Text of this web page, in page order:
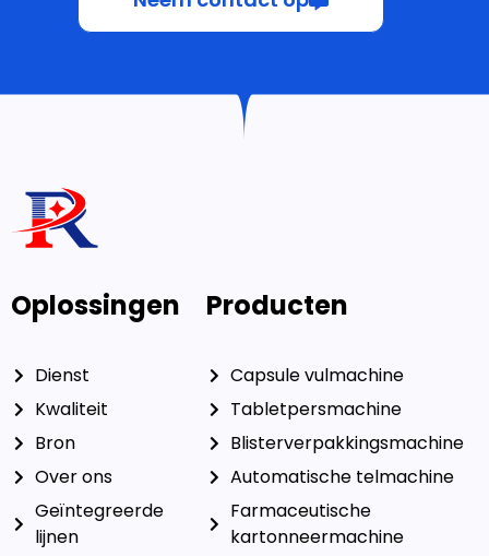
Neem contact op
Oplossingen
Dienst
Kwaliteit
Bron
Over ons
Geïntegreerde
Capsule vulmachine
Tabletpersmachine
Blisterverpakkingsmachine
Automatische telmachine
Farmaceutische